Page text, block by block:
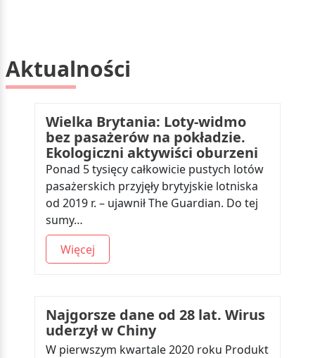
Aktualności
Wielka Brytania: Loty-widmo
bez pasażerów na pokładzie.
Ekologiczni aktywiści oburzeni
Ponad 5 tysięcy całkowicie pustych lotów
pasażerskich przyjęły brytyjskie lotniska
od 2019 r. – ujawnił The Guardian. Do tej
sumy…
Więcej
Najgorsze dane od 28 lat. Wirus
uderzył w Chiny
W pierwszym kwartale 2020 roku Produkt